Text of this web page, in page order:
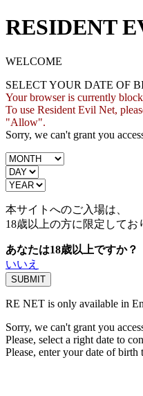
RESIDENT
WELCOME
SELECT YOUR DATE OF
Your browser is currently
To use Resident Evil Net,
"Allow".
Sorry, we can't grant you
本サイトへのご入場は、
18歳以上の方に限定してお
あなたは18歳以上ですか？
いいえ
RE NET is only available in
Sorry, we can't grant you
Please, select a right date to
Please, enter your date of birth